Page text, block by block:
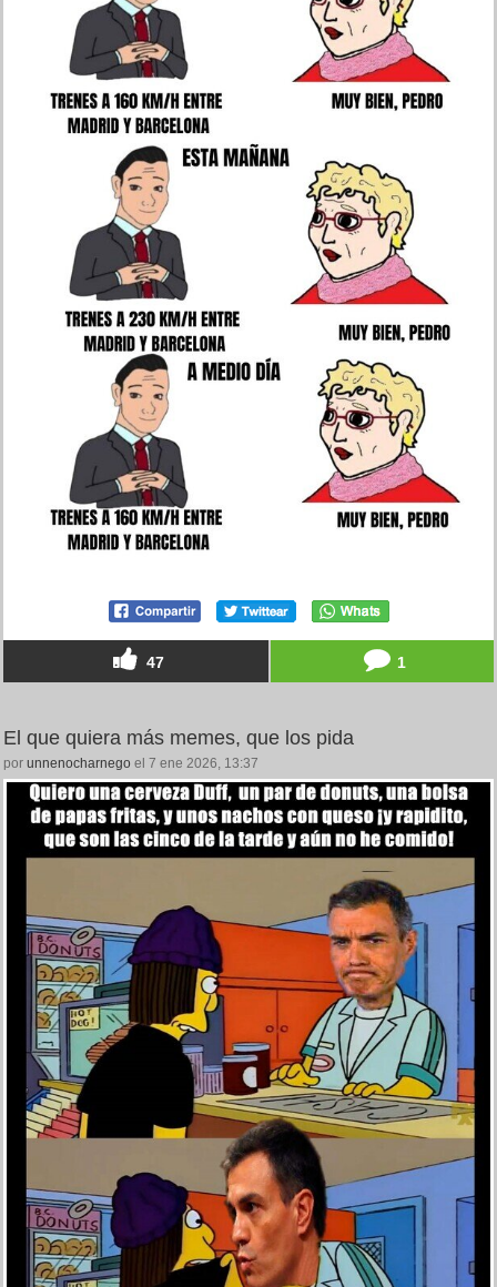
47 1
El que quiera más memes, que los pida
por unnenocharnego el 7 ene 2026, 13:37